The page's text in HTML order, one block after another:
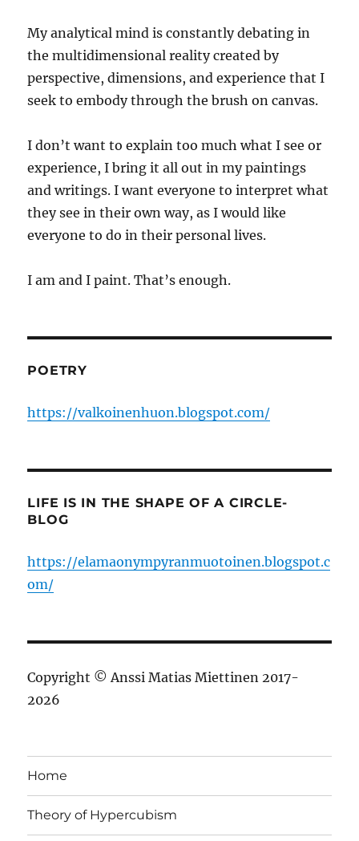
My analytical mind is constantly debating in
the multidimensional reality created by
perspective, dimensions, and experience that I
seek to embody through the brush on canvas.
I don’t want to explain too much what I see or
experience, I bring it all out in my paintings
and writings. I want everyone to interpret what
they see in their own way, as I would like
everyone to do in their personal lives.
I am and I paint. That’s enough.
POETRY
https://valkoinenhuon.blogspot.com/
LIFE IS IN THE SHAPE OF A CIRCLE-
BLOG
https://elamaonympyranmuotoinen.blogspot.c
om/
Copyright © Anssi Matias Miettinen 2017-
2026
Home
Theory of Hypercubism